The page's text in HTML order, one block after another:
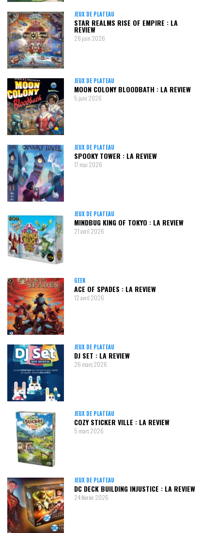
JEUX DE PLATEAU
STAR REALMS RISE OF EMPIRE : LA
REVIEW
28 juin 2026
JEUX DE PLATEAU
MOON COLONY BLOODBATH : LA REVIEW
5 juin 2026
JEUX DE PLATEAU
SPOOKY TOWER : LA REVIEW
17 mai 2026
JEUX DE PLATEAU
MINDBUG KING OF TOKYO : LA REVIEW
21 avril 2026
GEEK
ACE OF SPADES : LA REVIEW
12 avril 2026
JEUX DE PLATEAU
DJ SET : LA REVIEW
26 mars 2026
JEUX DE PLATEAU
COZY STICKER VILLE : LA REVIEW
5 mars 2026
JEUX DE PLATEAU
DC DECK BUILDING INJUSTICE : LA REVIEW
24 février 2026